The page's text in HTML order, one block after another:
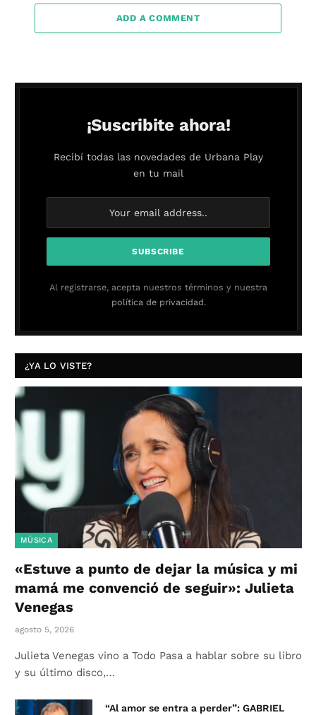
ADD A COMMENT
¡Suscribite ahora!
Recibí todas las novedades de Urbana Play
en tu mail
Al registrarse, acepta nuestros términos y nuestra
política de privacidad.
¿YA LO VISTE?
MÚSICA
«Estuve a punto de dejar la música y mi
mamá me convenció de seguir»: Julieta
Venegas
agosto 5, 2026
Julieta Venegas vino a Todo Pasa a hablar sobre su libro
y su último disco,…
“Al amor se entra a perder”: GABRIEL